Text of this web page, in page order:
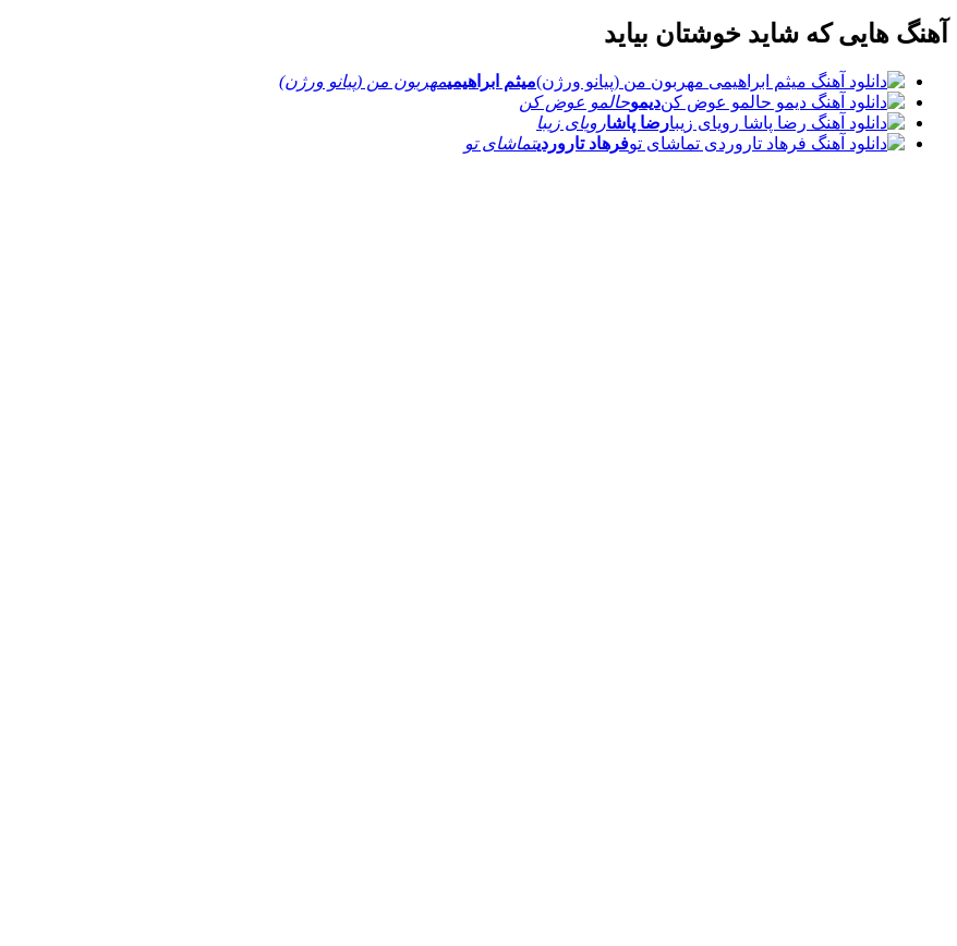
آهنگ هایی که شاید خوشتان بیاید
میثم ابراهیمیمهربون من (پیانو ورژن)
دیموحالمو عوض کن
رضا پاشارویای زیبا
فرهاد تاروردیتماشای تو